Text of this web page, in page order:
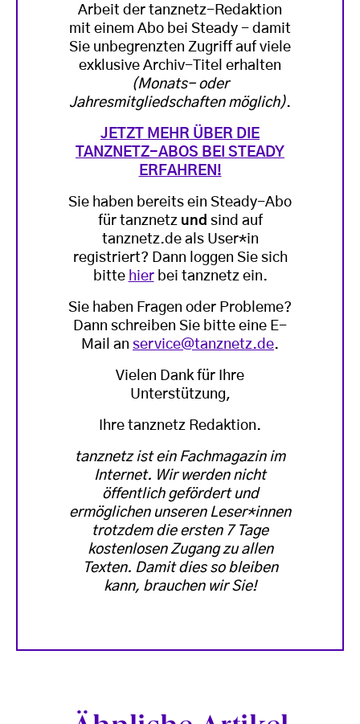
Arbeit der tanznetz-Redaktion
mit einem Abo bei Steady - damit
Sie unbegrenzten Zugriff auf viele
exklusive Archiv-Titel erhalten
(Monats- oder
Jahresmitgliedschaften möglich).
JETZT MEHR ÜBER DIE
TANZNETZ-ABOS BEI STEADY
ERFAHREN!
Sie haben bereits ein Steady-Abo
für tanznetz und sind auf
tanznetz.de als User*in
registriert? Dann loggen Sie sich
bitte hierbei tanznetz ein.
Sie haben Fragen oder Probleme?
Dann schreiben Sie bitte eine E-
Mail an service@tanznetz.de.
Vielen Dank für Ihre
Unterstützung,
Ihre tanznetz Redaktion.
tanznetz ist ein Fachmagazin im
Internet. Wir werden nicht
öffentlich gefördert und
ermöglichen unseren Leser*innen
trotzdem die ersten 7 Tage
kostenlosen Zugang zu allen
Texten. Damit dies so bleiben
kann, brauchen wir Sie!